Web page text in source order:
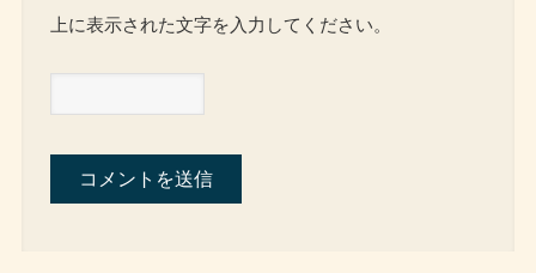
上に表示された文字を入力してください。